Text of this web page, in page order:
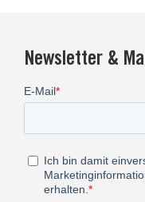
Newsletter &